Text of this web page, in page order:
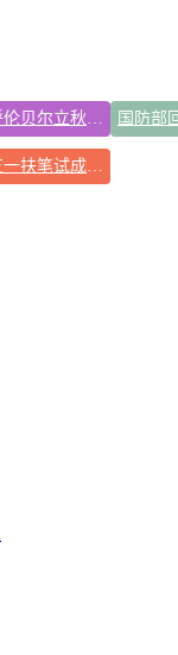
内蒙古呼伦贝尔立秋穿上羽绒服了
河南三支一扶笔试成绩作废 将重考